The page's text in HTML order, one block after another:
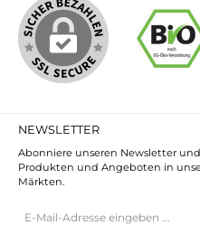
NEWSLETTER
Abonniere unseren Newsletter
Produkten und Angeboten in
Märkten.
Mail-